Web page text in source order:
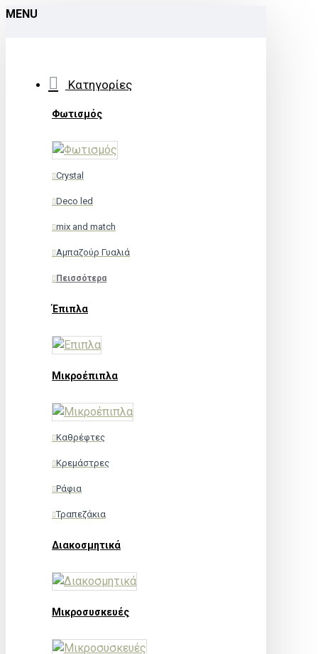
MENU
Κατηγορίες
Φωτισμός
Crystal
Deco led
mix and match
Αμπαζούρ Γυαλιά
Πεισσότερα
Έπιπλα
Μικροέπιπλα
Καθρέφτες
Κρεμάστρες
Ράφια
Τραπεζάκια
Διακοσμητικά
Μικροσυσκευές